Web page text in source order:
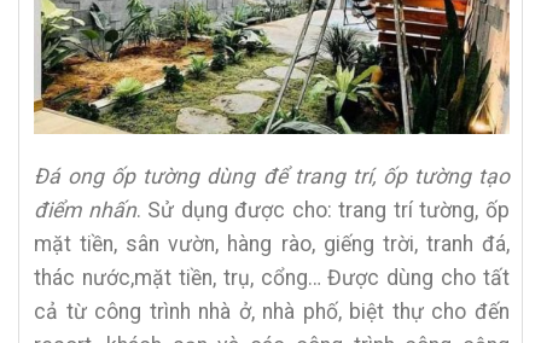
Đá ong ốp tường dùng để trang trí, ốp tường tạo
điểm nhấn. Sử dụng được cho:trang trí tường, ốp
mặt tiền, sân vườn, hàng rào, giếng trời, tranh đá,
thác nước,mặt tiền, trụ, cổng… Được dùng cho tất
cả từ công trình nhà ở, nhà phố, biệt thự cho đến